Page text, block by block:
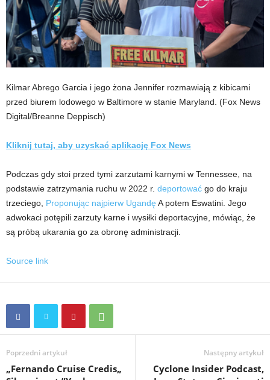
Kilmar Abrego Garcia i jego żona Jennifer rozmawiają z kibicami
przed biurem lodowego w Baltimore w stanie Maryland. (Fox News
Digital/Breanne Deppisch)
Kliknij tutaj, aby uzyskać aplikację Fox News
Podczas gdy stoi przed tymi zarzutami karnymi w Tennessee, na
podstawie zatrzymania ruchu w 2022 r. deportować go do kraju
trzeciego, Proponując najpierw Ugandę A potem Eswatini. Jego
adwokaci potępili zarzuty karne i wysiłki deportacyjne, mówiąc, że
są próbą ukarania go za obronę administracji.
Source link
Poprzedni artykuł
„Fernando Cruise Credis„
Następny artykuł
Cyclone Insider Podcast,